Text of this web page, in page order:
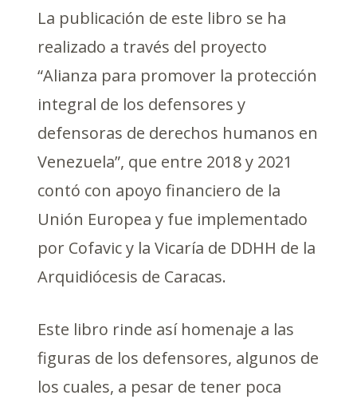
La publicación de este libro se ha
realizado a través del proyecto
“Alianza para promover la protección
integral de los defensores y
defensoras de derechos humanos en
Venezuela”, que entre 2018 y 2021
contó con apoyo financiero de la
Unión Europea y fue implementado
por Cofavic y la Vicaría de DDHH de la
Arquidiócesis de Caracas.
Este libro rinde así homenaje a las
figuras de los defensores, algunos de
los cuales, a pesar de tener poca